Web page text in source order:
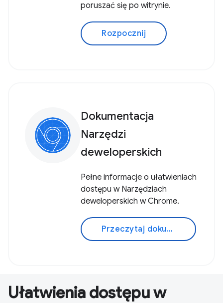
poruszać się po witrynie.
Rozpocznij
Dokumentacja
Narzędzi
deweloperskich
Pełne informacje o ułatwieniach
dostępu w Narzędziach
deweloperskich w Chrome.
Przeczytaj dokument
Ułatwienia dostępu w